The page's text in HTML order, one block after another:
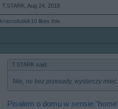
T.STARK Aug 24, 2018
krasnoludek10 likes this.
T.STARK said:
Nie, no bez przesady, wystarczy
Pisałem o domu w sensie